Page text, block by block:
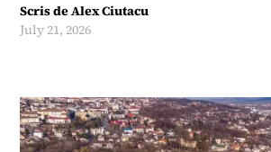
Scris deAlex Ciutacu
July 21, 2026